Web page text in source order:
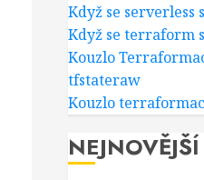
Když se serverless
Když se terraform
Kouzlo
tfstateraw
Kouzlo